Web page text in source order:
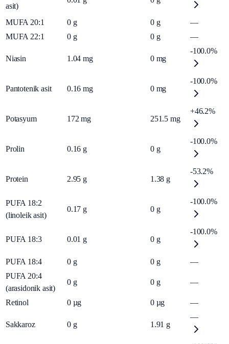
asit)
MUFA 20:1 0 g 0 g
—
MUFA 22:1
0 g 0 g —
Niasin 1.04 mg 0 mg
-100.0%
Pantotenik asit 0.16 mg 0 mg
-100.0%
Potasyum 172 mg 251.5 mg
+46.2%
Prolin 0.16 g 0 g
-100.0%
Protein 2.95 g 1.38 g
-53.2%
PUFA 18:2
(linoleik asit)
0.17 g 0 g
-100.0%
PUFA 18:3 0.01 g 0 g
-100.0%
PUFA 18:4 0 g 0 g
—
PUFA 20:4
(arasidonik asit)
0 g 0 g —
Retinol 0 µg 0 µg —
Sakkaroz 0 g 1.91 g
—